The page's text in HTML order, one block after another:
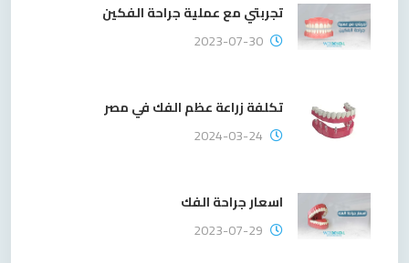
تجربتي مع عملية جراحة الفكين
2023-07-30
تكلفة زراعة عظم الفك في مصر
2024-03-24
اسعار جراحة الفك
2023-07-29